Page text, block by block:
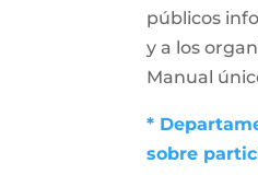
públicos
y a los
Manual
*
sobre